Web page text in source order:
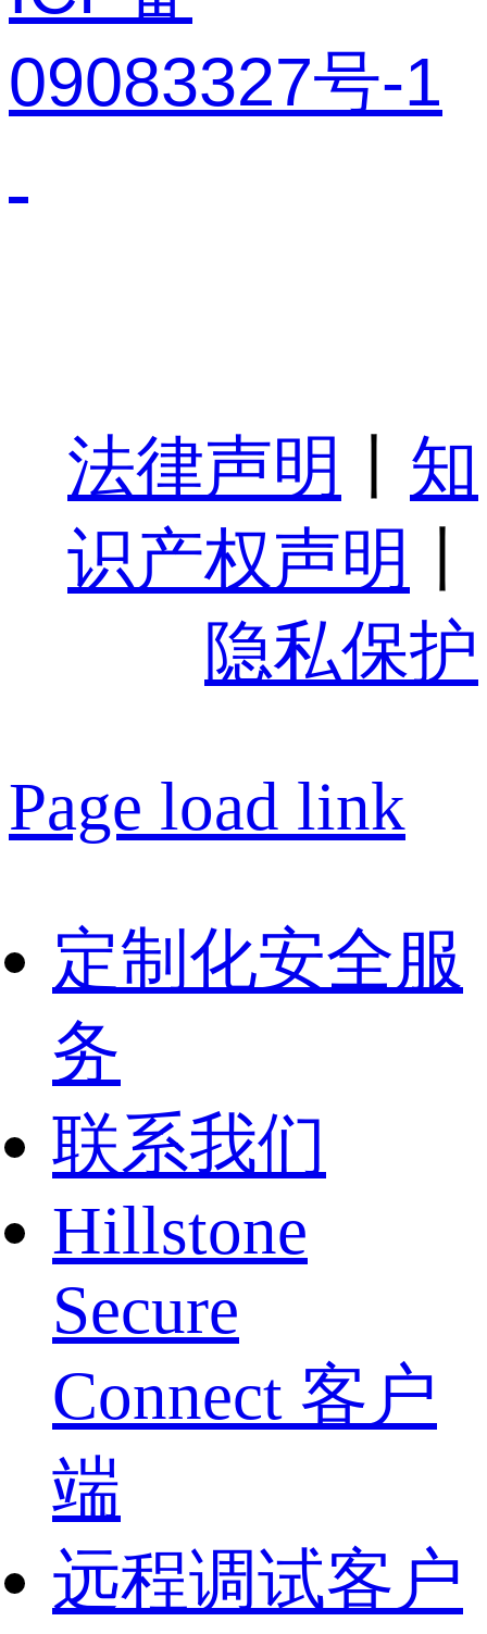
09083327号-1
法律声明
知
识产权声明
隐私保护
Page load link
定制化安全服
务
联系我们
Hillstone
Secure
Connect 客户
端
远程调试客户